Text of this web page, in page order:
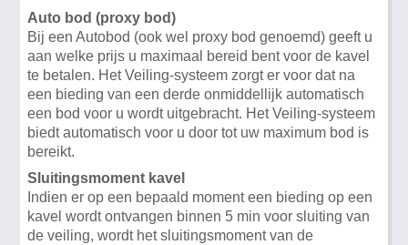
Auto bod (proxy bod)
Bij een Autobod (ook wel proxy bod genoemd) geeft u
aan welke prijs u maximaal bereid bent voor de kavel
te betalen. Het Veiling-systeem zorgt er voor dat na
een bieding van een derde onmiddellijk automatisch
een bod voor u wordt uitgebracht. Het Veiling-systeem
biedt automatisch voor u door tot uw maximum bod is
bereikt.
Sluitingsmoment kavel
Indien er op een bepaald moment een bieding op een
kavel wordt ontvangen binnen 5 min voor sluiting van
de veiling, wordt het sluitingsmoment van de